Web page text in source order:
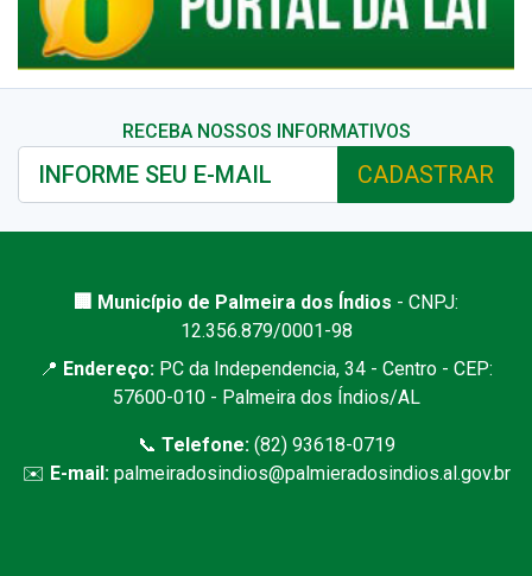
RECEBA NOSSOS INFORMATIVOS
CADASTRAR
🏢 Município de Palmeira dos Índios - CNPJ:
12.356.879/0001-98
📍 Endereço: PC da Independencia, 34 - Centro - CEP:
57600-010 - Palmeira dos Índios/AL
📞 Telefone:(82) 93618-0719
✉️ E-mail: palmeiradosindios@palmieradosindios.al.gov.br